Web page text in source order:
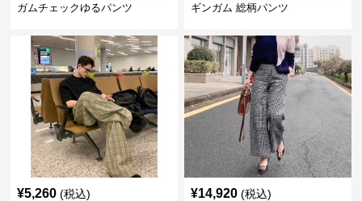
ガムチェックゆるパンツ
ギンガム 総柄パンツ
¥5,260 (税込) ¥14,920 (税込)